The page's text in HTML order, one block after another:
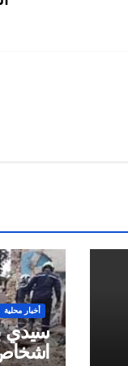
أخبار محلية
اشخاص